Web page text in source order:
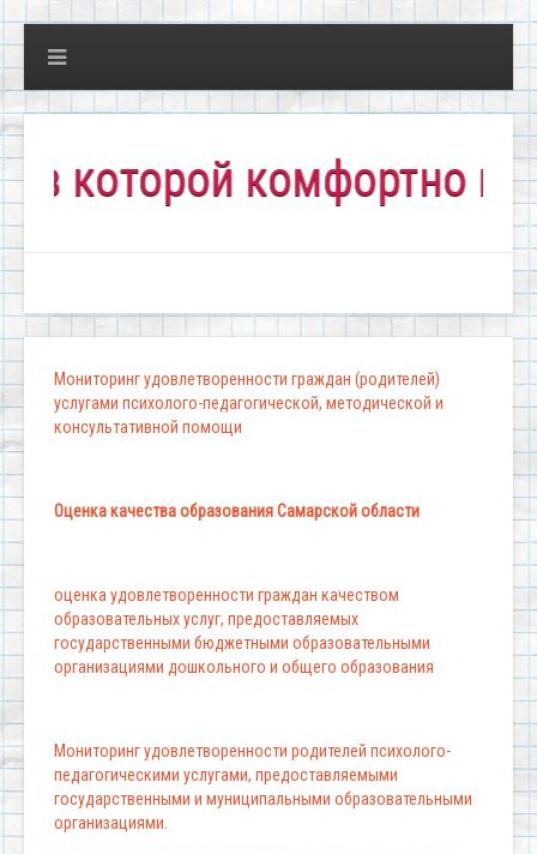
комфортно всем!"
Мониторинг удовлетворенности граждан (родителей)
услугами психолого-педагогической, методической и
консультативной помощи
Оценка качества образования Самарской области
оценка удовлетворенности граждан качеством
образовательных услуг, предоставляемых
государственными бюджетными образовательными
организациями дошкольного и общего образования
Мониторинг удовлетворенности родителей психолого-
педагогическими услугами, предоставляемыми
государственными и муниципальными образовательными
организациями.